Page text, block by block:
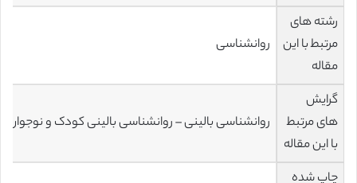
رشته های
مرتبط با این
مقاله
روانشناسی
گرایش
های مرتبط
با این مقاله
روانشناسی بالینی – روانشناسی بالینی کودک و نوجوان
چاپ شده